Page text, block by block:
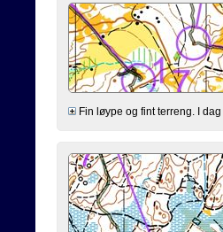
Fin løype og fint terreng. I